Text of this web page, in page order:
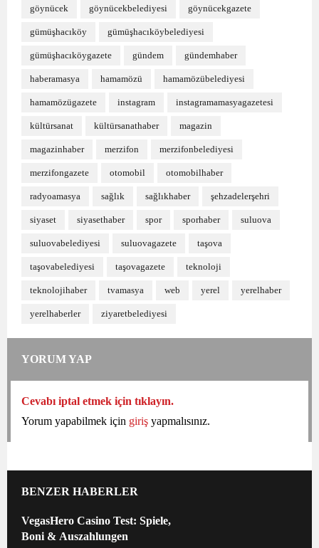
göynücek göynücekbelediyesi göynücekgazete
gümüşhacıköy gümüşhacıköybelediyesi
gümüşhacıköygazete gündem gündemhaber
haberamasya hamamözü hamamözübelediyesi
hamamözügazete instagram instagramamasyagazetesi
kültürsanat kültürsanathaber magazin
magazinhaber merzifon merzifonbelediyesi
merzifongazete otomobil otomobilhaber
radyoamasya sağlık sağlıkhaber şehzadelerşehri
siyaset siyasethaber spor sporhaber suluova
suluovabelediyesi suluovagazete taşova
taşovabelediyesi taşovagazete teknoloji
teknolojihaber tvamasya web yerel yerelhaber
yerelhaberler ziyaretbelediyesi
YORUM YAP
Cevabı iptal etmek için tıklayın.
Yorum yapabilmek için giriş yapmalısınız.
BENZER HABERLER
VegasHero Casino Test: Spiele,
Boni & Auszahlungen